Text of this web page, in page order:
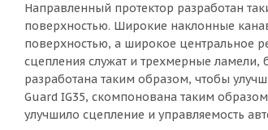
Направленный протектор разработан
поверхностью. Широкие наклонные
поверхностью, а широкое центральное
сцепления служат и трехмерные
разработана таким образом, чтобы
Guard IG35, скомпонована таким
улучшило сцепление и управляемость